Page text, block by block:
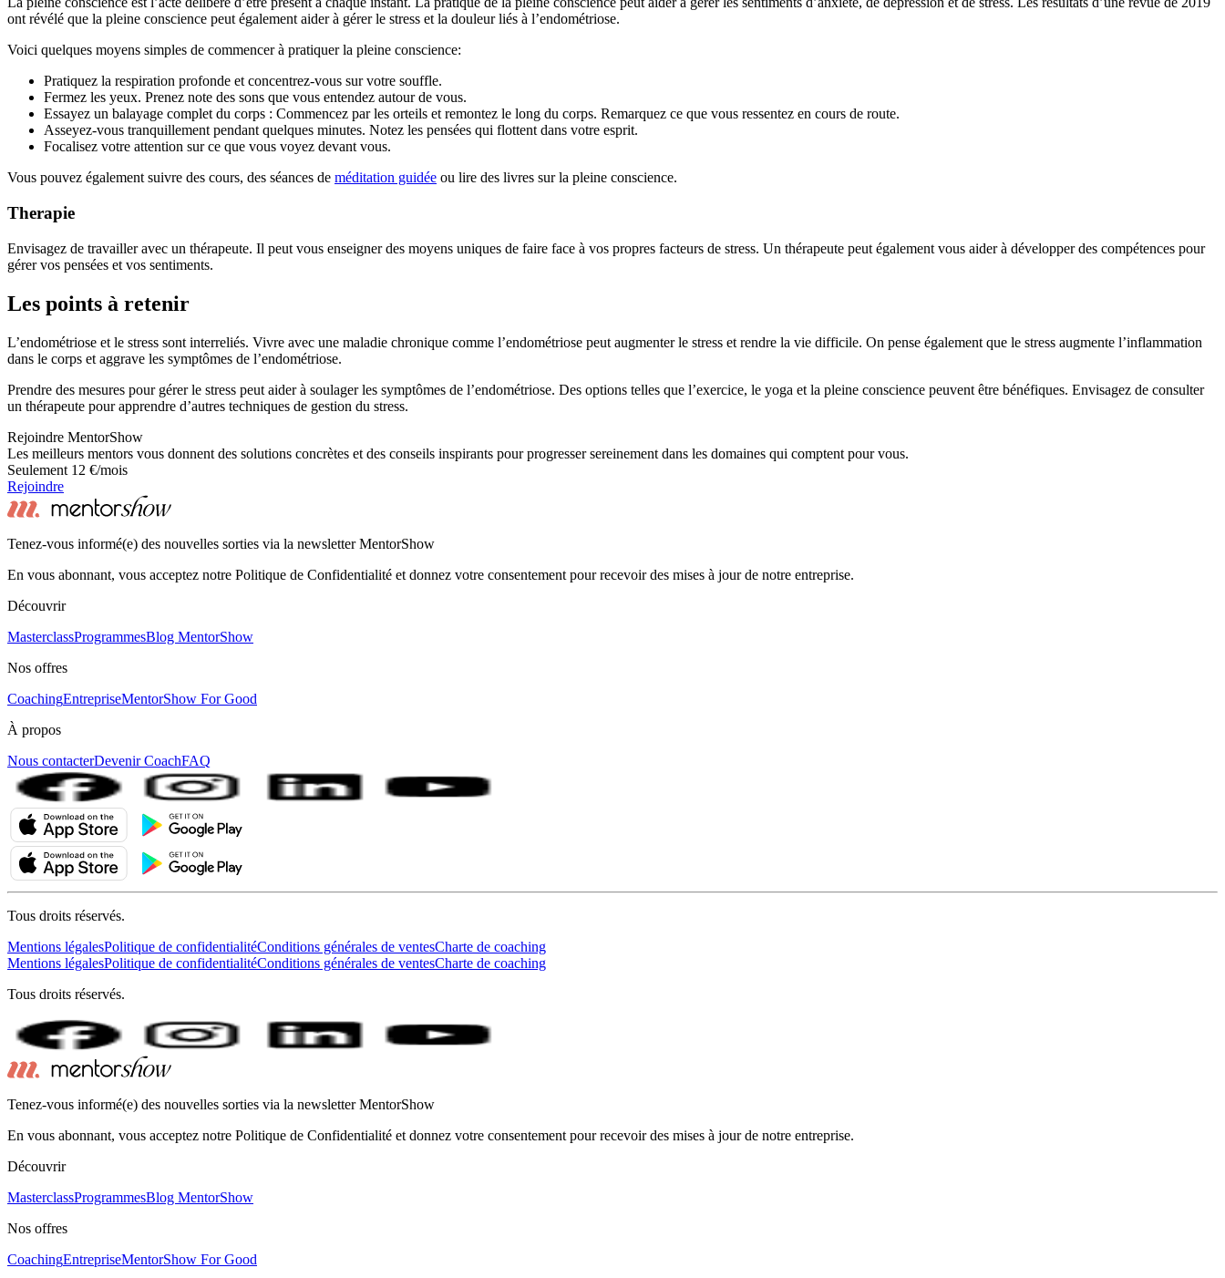
ont révélé que la pleine conscience peut également aider à gérer le stress et la douleur liés à l’endométriose.
Voici quelques moyens simples de commencer à pratiquer la pleine conscience:
Pratiquez la respiration profonde et concentrez-vous sur votre souffle.
Fermez les yeux. Prenez note des sons que vous entendez autour de vous.
Essayez un balayage complet du corps : Commencez par les orteils et remontez le long du corps. Remarquez ce que vous ressentez en cours de route.
Asseyez-vous tranquillement pendant quelques minutes. Notez les pensées qui flottent dans votre esprit.
Focalisez votre attention sur ce que vous voyez devant vous.
Vous pouvez également suivre des cours, des séances de méditation guidée ou lire des livres sur la pleine conscience.
Therapie
Envisagez de travailler avec un thérapeute. Il peut vous enseigner des moyens uniques de faire face à vos propres facteurs de stress. Un thérapeute peut également vous aider à développer des compétences pour
gérer vos pensées et vos sentiments.
Les points à retenir
L’endométriose et le stress sont interreliés. Vivre avec une maladie chronique comme l’endométriose peut augmenter le stress et rendre la vie difficile. On pense également que le stress augmente l’inflammation
dans le corps et aggrave les symptômes de l’endométriose.
Prendre des mesures pour gérer le stress peut aider à soulager les symptômes de l’endométriose. Des options telles que l’exercice, le yoga et la pleine conscience peuvent être bénéfiques. Envisagez de consulter
un thérapeute pour apprendre d’autres techniques de gestion du stress.
Rejoindre MentorShow
Les meilleurs mentors vous donnent des solutions concrètes et des conseils inspirants pour progresser sereinement dans les domaines qui comptent pour vous.
Seulement 12 €/mois
Rejoindre
Tenez-vous informé(e) des nouvelles sorties via la newsletter MentorShow
En vous abonnant, vous acceptez notre Politique de Confidentialité et donnez votre consentement pour recevoir des mises à jour de notre entreprise.
Découvrir
MasterclassProgrammesBlog MentorShow
Nos offres
CoachingEntrepriseMentorShow For Good
À propos
Nous contacterDevenir CoachFAQ
Tous droits réservés.
Mentions légalesPolitique de confidentialitéConditions générales de ventesCharte de coaching
Mentions légalesPolitique de confidentialitéConditions générales de ventesCharte de coaching
Tous droits réservés.
Tenez-vous informé(e) des nouvelles sorties via la newsletter MentorShow
En vous abonnant, vous acceptez notre Politique de Confidentialité et donnez votre consentement pour recevoir des mises à jour de notre entreprise.
Découvrir
MasterclassProgrammesBlog MentorShow
Nos offres
CoachingEntrepriseMentorShow For Good